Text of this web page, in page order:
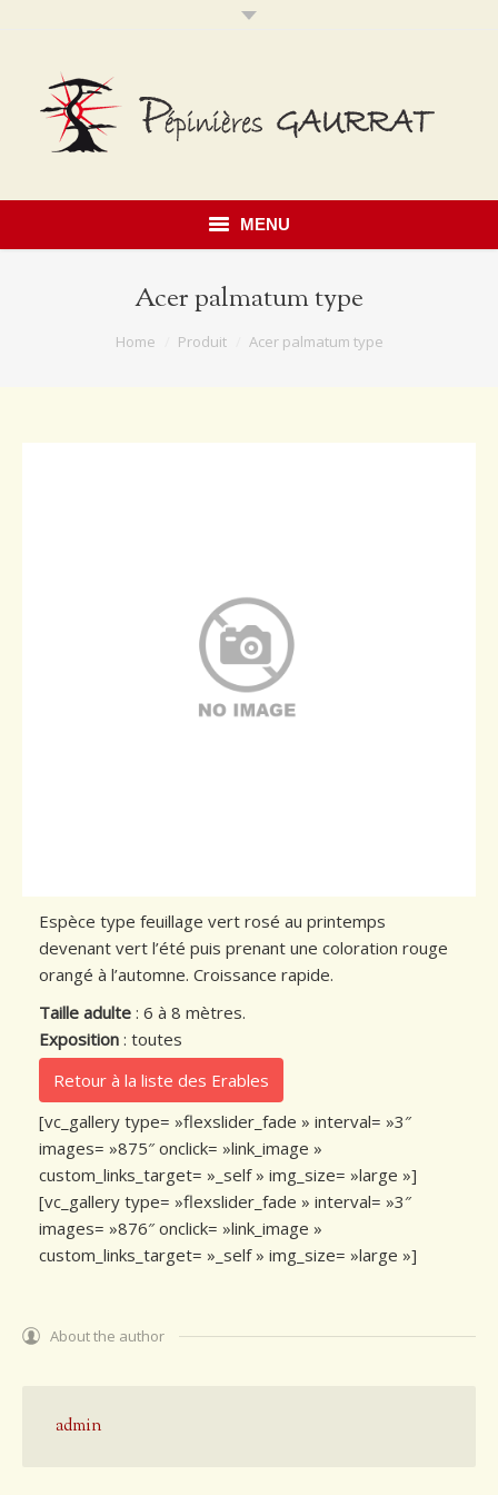
MENU
Accueil
Présentation
Acer palmatum type
You are here:Home Produit Acer palmatum type
Espèce type feuillage vert rosé au printemps
devenant vert l’été puis prenant une coloration rouge
orangé à l’automne. Croissance rapide.
Taille adulte : 6 à 8 mètres.
Exposition : toutes
Retour à la liste des Erables
[vc_gallery type= »flexslider_fade » interval= »3″
images= »875″ onclick= »link_image »
custom_links_target= »_self » img_size= »large »]
[vc_gallery type= »flexslider_fade » interval= »3″
images= »876″ onclick= »link_image »
custom_links_target= »_self » img_size= »large »]
About the author
admin